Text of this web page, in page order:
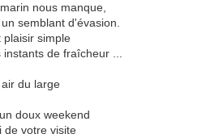
nous manque,
semblant d'évasion.
plaisir simple
de fraîcheur ...
doux weekend
de votre visite